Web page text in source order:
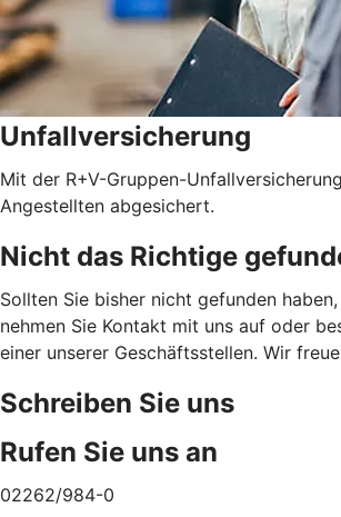
Unfallversicherung
Mit der R+V-Gruppen-
Angestellten abgesichert.
Nicht das Richtige
Sollten Sie bisher nicht gefunden
nehmen Sie Kontakt mit uns auf oder
einer unserer Geschäftsstellen. Wir
Schreiben Sie uns
Rufen Sie uns an
02262/984-0